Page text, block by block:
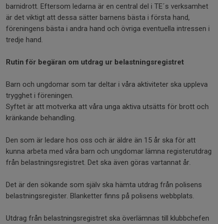
barnidrott. Eftersom ledarna är en central del i TE´s verksamhet
är det viktigt att dessa sätter barnens bästa i första hand,
föreningens bästa i andra hand och övriga eventuella intressen i
tredje hand.
Rutin för begäran om utdrag ur belastningsregistret
Barn och ungdomar som tar deltar i våra aktiviteter ska uppleva
trygghet i föreningen.
Syftet är att motverka att våra unga aktiva utsätts för brott och
kränkande behandling.
Den som är ledare hos oss och är äldre än 15 år ska för att
kunna arbeta med våra barn och ungdomar lämna registerutdrag
från belastningsregistret. Det ska även göras vartannat år.
Det är den sökande som själv ska hämta utdrag från polisens
belastningsregister. Blanketter finns på polisens webbplats.
Utdrag från belastningsregistret ska överlämnas till klubbchefen